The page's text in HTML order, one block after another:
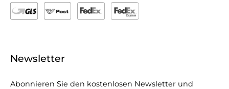
Newsletter
Abonnieren Sie den kostenlosen Newsletter und